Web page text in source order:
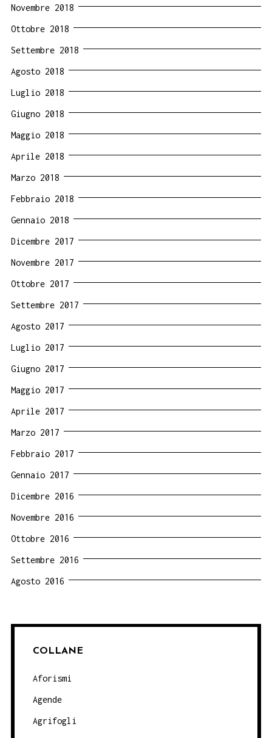
Novembre 2018
Ottobre 2018
Settembre 2018
Agosto 2018
Luglio 2018
Giugno 2018
Maggio 2018
Aprile 2018
Marzo 2018
Febbraio 2018
Gennaio 2018
Dicembre 2017
Novembre 2017
Ottobre 2017
Settembre 2017
Agosto 2017
Luglio 2017
Giugno 2017
Maggio 2017
Aprile 2017
Marzo 2017
Febbraio 2017
Gennaio 2017
Dicembre 2016
Novembre 2016
Ottobre 2016
Settembre 2016
Agosto 2016
COLLANE
Aforismi
Agende
Agrifogli